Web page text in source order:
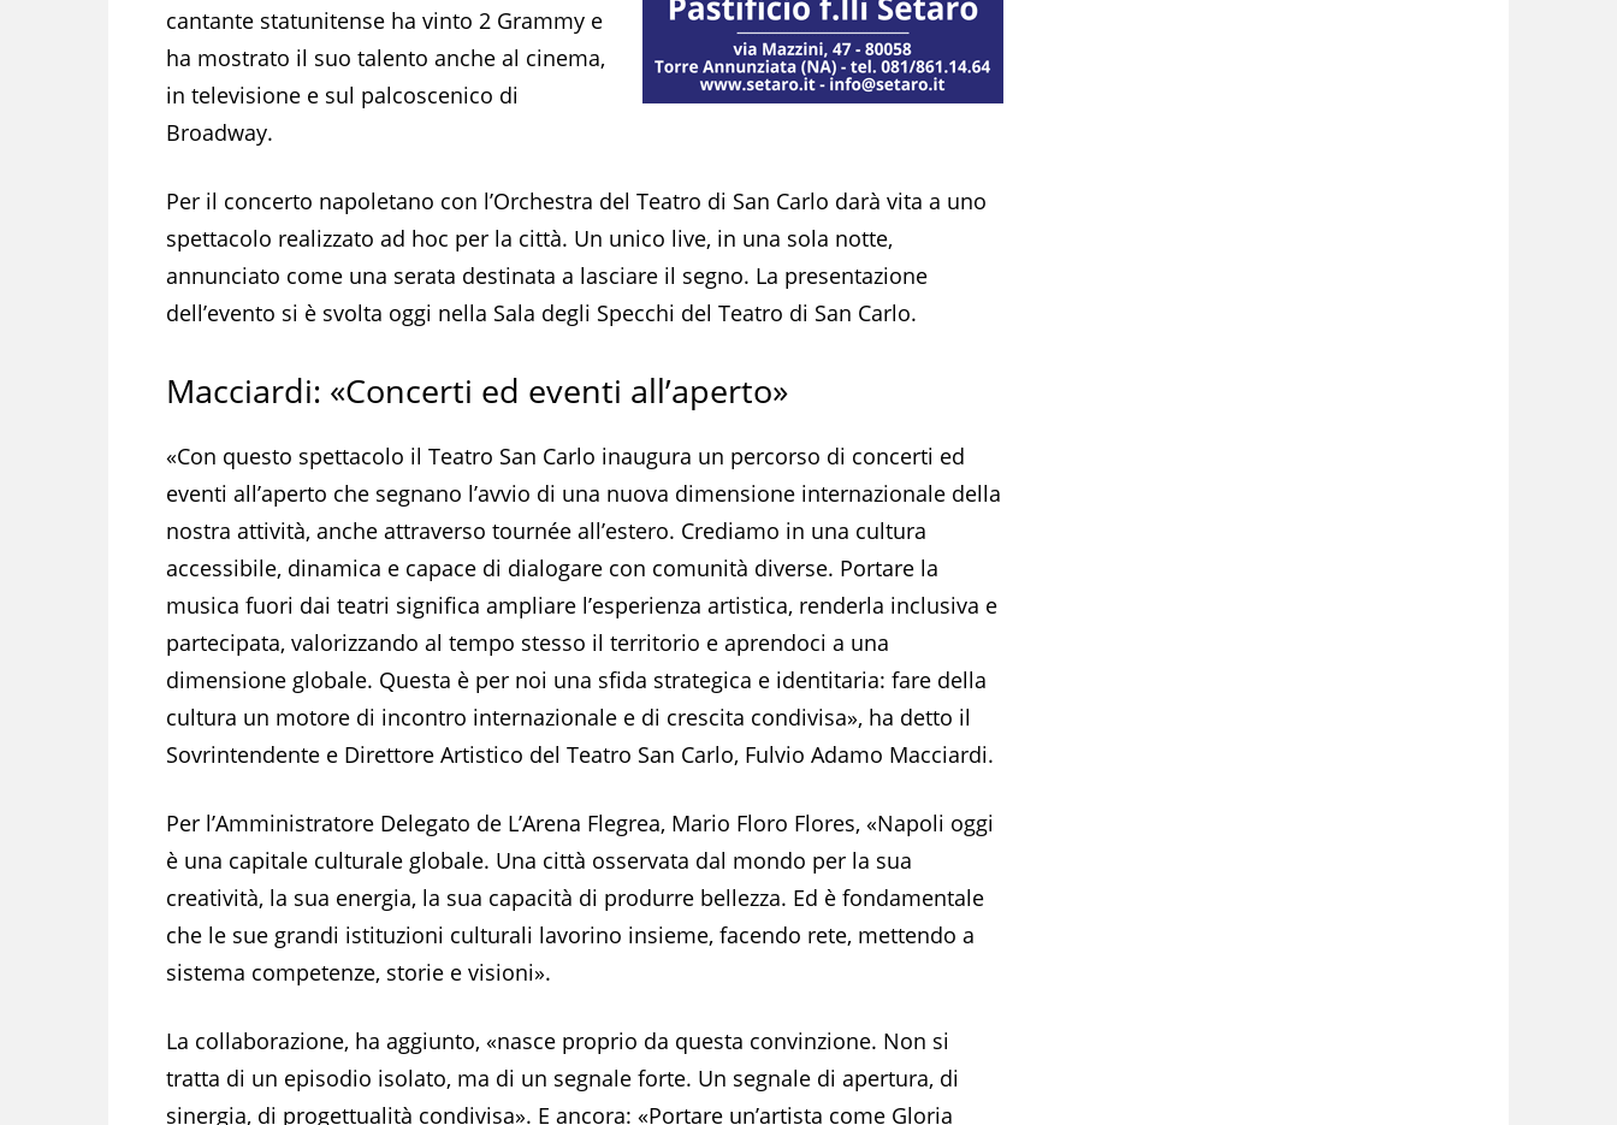
cantante statunitense ha vinto 2 Grammy e
ha mostrato il suo talento anche al cinema,
in televisione e sul palcoscenico di
Broadway.
Per il concerto napoletano con l’Orchestra del Teatro di San Carlo darà vita a uno
spettacolo realizzato ad hoc per la città. Un unico live, in una sola notte,
annunciato come una serata destinata a lasciare il segno. La presentazione
dell’evento si è svolta oggi nella Sala degli Specchi del Teatro di San Carlo.
Macciardi: «Concerti ed eventi all’aperto»
«Con questo spettacolo il Teatro San Carlo inaugura un percorso di concerti ed
eventi all’aperto che segnano l’avvio di una nuova dimensione internazionale della
nostra attività, anche attraverso tournée all’estero. Crediamo in una cultura
accessibile, dinamica e capace di dialogare con comunità diverse. Portare la
musica fuori dai teatri significa ampliare l’esperienza artistica, renderla inclusiva e
partecipata, valorizzando al tempo stesso il territorio e aprendoci a una
dimensione globale. Questa è per noi una sfida strategica e identitaria: fare della
cultura un motore di incontro internazionale e di crescita condivisa», ha detto il
Sovrintendente e Direttore Artistico del Teatro San Carlo, Fulvio Adamo Macciardi.
Per l’Amministratore Delegato de L’Arena Flegrea, Mario Floro Flores, «Napoli oggi
è una capitale culturale globale. Una città osservata dal mondo per la sua
creatività, la sua energia, la sua capacità di produrre bellezza. Ed è fondamentale
che le sue grandi istituzioni culturali lavorino insieme, facendo rete, mettendo a
sistema competenze, storie e visioni».
La collaborazione, ha aggiunto, «nasce proprio da questa convinzione. Non si
tratta di un episodio isolato, ma di un segnale forte. Un segnale di apertura, di
sinergia, di progettualità condivisa». E ancora: «Portare un’artista come Gloria